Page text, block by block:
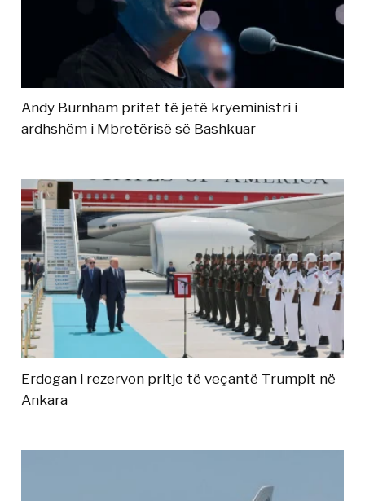
Andy Burnham pritet të jetë kryeministri i
ardhshëm i Mbretërisë së Bashkuar
Erdogan i rezervon pritje të veçantë Trumpit në
Ankara